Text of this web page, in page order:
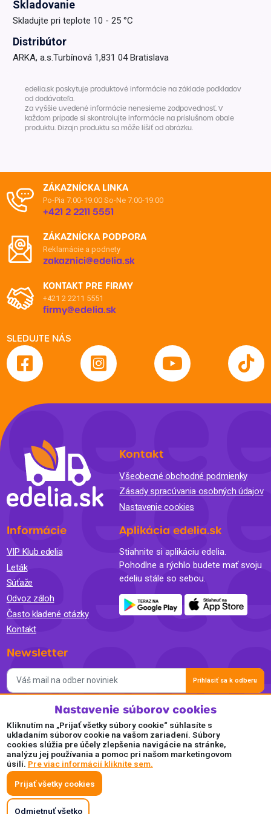
Skladovanie
Skladujte pri teplote 10 - 25 °C
Distribútor
ARKA, a.s.Turbínová 1,831 04 Bratislava
edelia.sk poskytuje produktové informácie na základe podkladov
od dodávateľa.
Za vyššie uvedené informácie nenesieme zodpovednosť. V
každom prípade si skontrolujte informácie na príslušnom obale
produktu. Dizajn produktu sa môže líšiť od obrázku.
ZÁKAZNÍCKA LINKA
Po-Pia 7:00-19:00 So-Ne 7:00-19:00
+421 2 2211 5551
ZÁKAZNÍCKA PODPORA
Reklamácie a podnety
zakaznici@edelia.sk
KONTAKT PRE FIRMY
+421 2 2211 5551
firmy@edelia.sk
SLEDUJTE NÁS
Kontakt
Všeobecné obchodné podmienky
Zásady spracúvania osobných údajov
Nastavenie cookies
Informácie
VIP Klub edelia
Leták
Súťaže
Odvoz záloh
Často kladené otázky
Kontakt
Aplikácia edelia.sk
Stiahnite si aplikáciu edelia.
Pohodlne a rýchlo budete mať svoju
edeliu stále so sebou.
Newsletter
Prihlásiť sa k odberu
Súhlasím so spracovaním osobných údajov a so zasielaním
newslettra na marketingové účely a oboznámil som sa so
Zásadami ochrany osobných údajov.
Akceptujeme
Plaťte pohodlne a bezpečne online.
Nastavenie súborov cookies
Kliknutím na „Prijať všetky súbory cookie“ súhlasíte s
ukladaním súborov cookie na vašom zariadení. Súbory
cookies slúžia pre účely zlepšenia navigácie na stránke,
analýzu jej používania a pomoc pri našom marketingovom
úsilí. Pre viac informácií kliknite sem.
Prijať všetky cookies
Odmietnuť všetko